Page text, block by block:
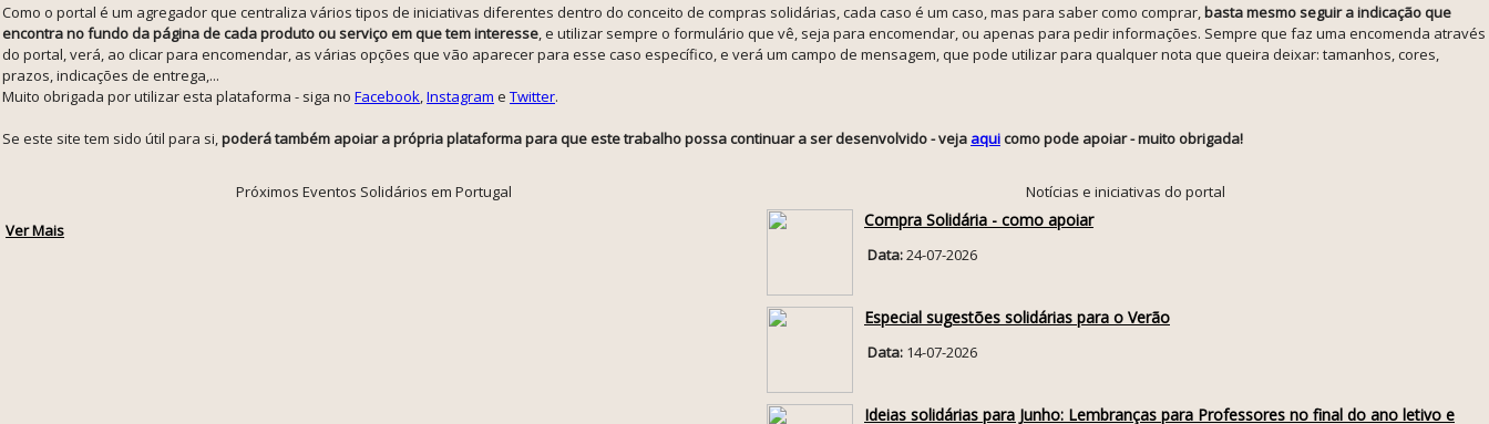
Como o portal é um agregador que centraliza vários tipos de iniciativas diferentes dentro do conceito de compras solidárias, cada caso é um caso, mas para saber como comprar, basta mesmo seguir a indicação que
encontra no fundo da página de cada produto ou serviço em que tem interesse , e utilizar sempre o formulário que vê, seja para encomendar, ou apenas para pedir informações. Sempre que faz uma encomenda através
do portal, verá, ao clicar para encomendar, as várias opções que vão aparecer para esse caso específico, e verá um campo de mensagem, que pode utilizar para qualquer nota que queira deixar: tamanhos, cores,
prazos, indicações de entrega,...
Muito obrigada por utilizar esta plataforma - siga no Facebook Instagram e Twitter.
Se este site tem sido útil para si, poderá também apoiar a própria plataforma para que este trabalho possa continuar a ser desenvolvido - veja aqui como pode apoiar - muito obrigada!
Próximos Eventos Solidários em Portugal
Notícias e iniciativas do portal
Ver Mais
Compra Solidária - como apoiar
Data:24-07-2026
Especial sugestões solidárias para o Verão
Data: 14-07-2026
Ideias solidárias para Junho: Lembranças para Professores no final do ano letivo e